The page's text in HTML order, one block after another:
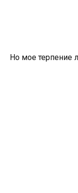
Но мое терпение